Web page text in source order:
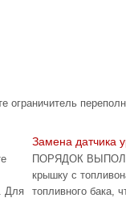
ограничитель
Для
Замена датчика
ПОРЯДОК
крышку с
топливного бака,